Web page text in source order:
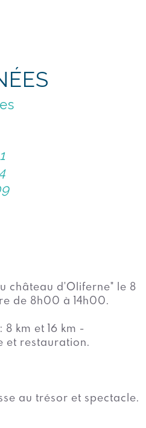
château d'Oliferne" le 8
de 8h00 à 14h00.
km et 16 km -
et restauration.
au trésor et spectacle.